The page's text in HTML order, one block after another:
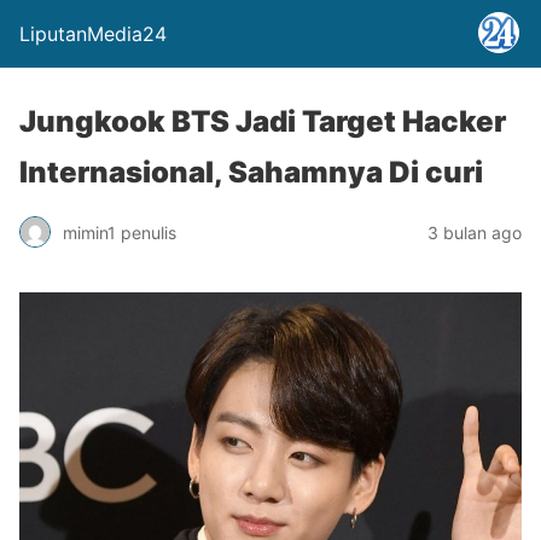
LiputanMedia24
Jungkook BTS Jadi Target Hacker
Internasional, Sahamnya Di curi
mimin1 penulis 3 bulan ago